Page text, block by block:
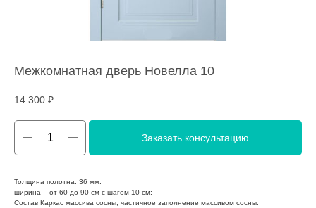
Межкомнатная дверь Новелла 10
14 300 ₽
Заказать консультацию
Толщина полотна: 36 мм.
ширина – от 60 до 90 см с шагом 10 см;
Состав Каркас массива сосны, частичное заполнение массивом сосны.